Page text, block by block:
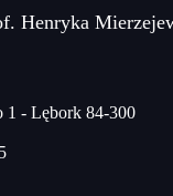
Henryka
1 - Lębork 84-300